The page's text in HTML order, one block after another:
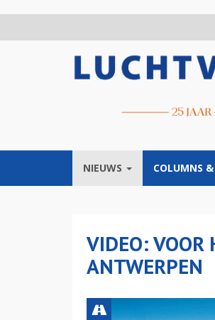
NIEUWS COLUMNS &
VIDEO: VOOR
ANTWERPEN